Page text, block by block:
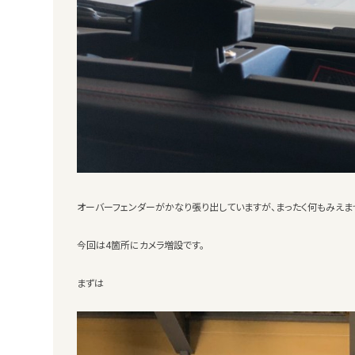
オーバーフェンダーがかなり張り出していますが、まったく何もみえ
今回は4箇所にカメラ増設です。
まずは